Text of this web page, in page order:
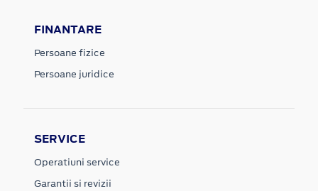
FINANTARE
Persoane fizice
Persoane juridice
SERVICE
Operatiuni service
Garantii si revizii